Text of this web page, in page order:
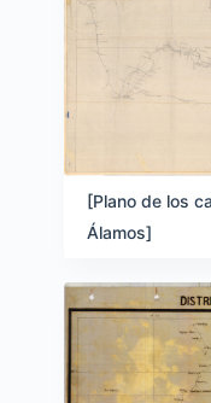
[Plano de los
Álamos]